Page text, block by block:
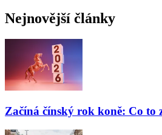
Nejnovější články
Začíná čínský rok koně: Co to